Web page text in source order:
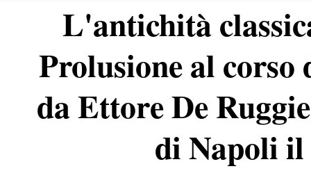
L'antichità
Prolusione al
da Ettore De
di Napoli il